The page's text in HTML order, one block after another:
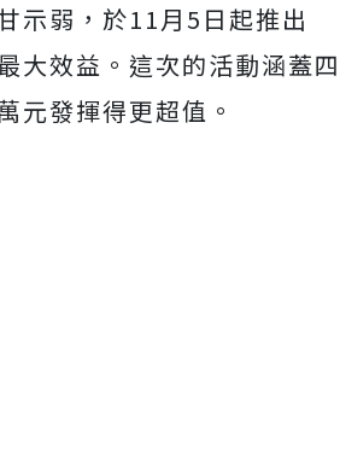
示弱，於11月5日起推出
大效益。這次的活動涵蓋四
元發揮得更超值。